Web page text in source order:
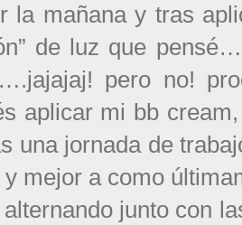
la mañana y tras
de luz que
pero no!
aplicar mi bb
una jornada de
mejor a como
junto con